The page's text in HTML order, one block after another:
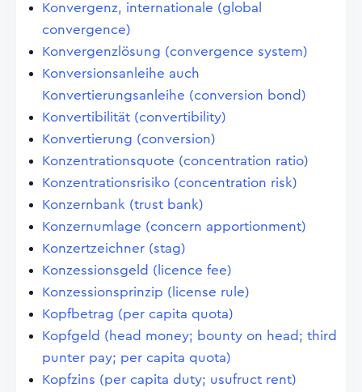
Konvergenz, internationale (global
convergence)
Konvergenzlösung (convergence system)
Konversionsanleihe auch
Konvertierungsanleihe (conversion bond)
Konvertibilität (convertibility)
Konvertierung (conversion)
Konzentrationsquote (concentration ratio)
Konzentrationsrisiko (concentration risk)
Konzernbank (trust bank)
Konzernumlage (concern apportionment)
Konzertzeichner (stag)
Konzessionsgeld (licence fee)
Konzessionsprinzip (license rule)
Kopfbetrag (per capita quota)
Kopfgeld (head money; bounty on head; third
punter pay; per capita quota)
Kopfzins (per capita duty; usufruct rent)